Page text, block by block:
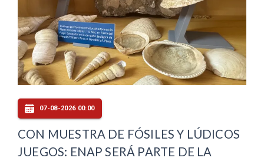
07-08-2026 00:00
CON MUESTRA DE FÓSILES Y LÚDICOS
JUEGOS: ENAP SERÁ PARTE DE LA